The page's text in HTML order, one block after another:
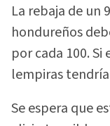
La rebaja de un
hondureños
por cada 100.
lempiras
Se espera que